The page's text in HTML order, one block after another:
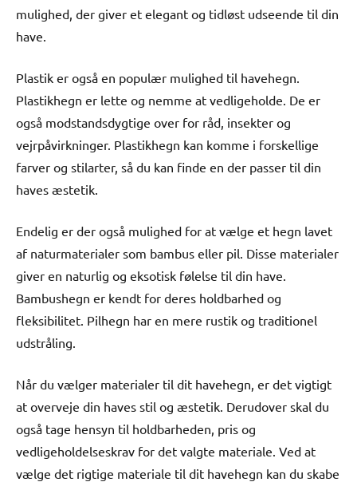
mulighed, der giver et elegant og tidløst udseende til din
have.
Plastik er også en populær mulighed til havehegn.
Plastikhegn er lette og nemme at vedligeholde. De er
også modstandsdygtige over for råd, insekter og
vejrpåvirkninger. Plastikhegn kan komme i forskellige
farver og stilarter, så du kan finde en der passer til din
haves æstetik.
Endelig er der også mulighed for at vælge et hegn lavet
af naturmaterialer som bambus eller pil. Disse materialer
giver en naturlig og eksotisk følelse til din have.
Bambushegn er kendt for deres holdbarhed og
fleksibilitet. Pilhegn har en mere rustik og traditionel
udstråling.
Når du vælger materialer til dit havehegn, er det vigtigt
at overveje din haves stil og æstetik. Derudover skal du
også tage hensyn til holdbarheden, pris og
vedligeholdelseskrav for det valgte materiale. Ved at
vælge det rigtige materiale til dit havehegn kan du skabe